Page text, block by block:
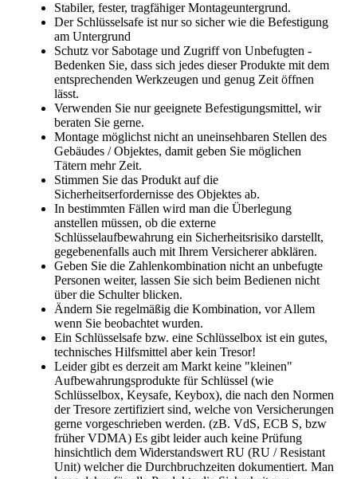
Stabiler, fester, tragfähiger Montageuntergrund.
Der Schlüsselsafe ist nur so sicher wie die Befestigung
am Untergrund
Schutz vor Sabotage und Zugriff von Unbefugten -
Bedenken Sie, dass sich jedes dieser Produkte mit dem
entsprechenden Werkzeugen und genug Zeit öffnen
lässt.
Verwenden Sie nur geeignete Befestigungsmittel, wir
beraten Sie gerne.
Montage möglichst nicht an uneinsehbaren Stellen des
Gebäudes / Objektes, damit geben Sie möglichen
Tätern mehr Zeit.
Stimmen Sie das Produkt auf die
Sicherheitserfordernisse des Objektes ab.
In bestimmten Fällen wird man die Überlegung
anstellen müssen, ob die externe
Schlüsselaufbewahrung ein Sicherheitsrisiko darstellt,
gegebenenfalls auch mit Ihrem Versicherer abklären.
Geben Sie die Zahlenkombination nicht an unbefugte
Personen weiter, lassen Sie sich beim Bedienen nicht
über die Schulter blicken.
Ändern Sie regelmäßig die Kombination, vor Allem
wenn Sie beobachtet wurden.
Ein Schlüsselsafe bzw. eine Schlüsselbox ist ein gutes,
technisches Hilfsmittel aber kein Tresor!
Leider gibt es derzeit am Markt keine "kleinen"
Aufbewahrungsprodukte für Schlüssel (wie
Schlüsselbox, Keysafe, Keybox), die nach den Normen
der Tresore zertifiziert sind, welche von Versicherungen
gerne vorgeschrieben werden. (zB. VdS, ECB S, bzw
früher VDMA) Es gibt leider auch keine Prüfung
hinsichtlich dem Widerstandswert RU (RU / Resistant
Unit) welcher die Durchbruchzeiten dokumentiert. Man